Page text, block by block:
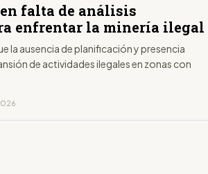
falta de análisis
enfrentar la minería ilegal
la ausencia de planificación y presencia
de actividades ilegales en zonas con